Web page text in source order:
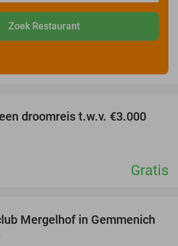
Zoek Restaurant
droomreis t.w.v. €3.000
Gratis
46%
Mergelhof in Gemmenich